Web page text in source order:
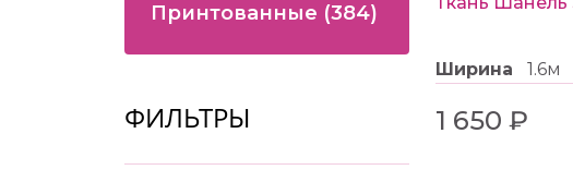
Принтованные (384)
ФИЛЬТРЫ
Ширина 1.6м
1 650 ₽